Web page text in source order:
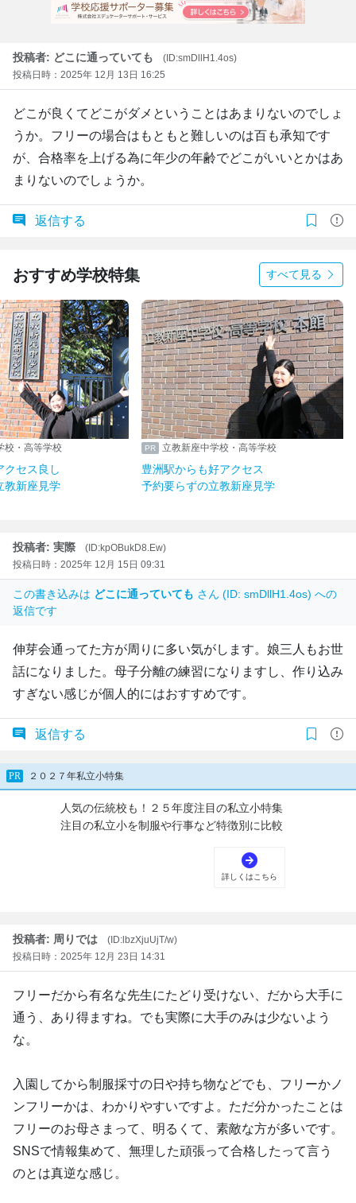
投稿者: どこに通っていても
(ID:smDllH1.4os)
投稿日時：2025年 12月 13日 16:25
どこが良くてどこがダメということはあまりないのでしょ
うか。フリーの場合はもともと難しいのは百も承知です
が、合格率を上げる為に年少の年齢でどこがいいとかはあ
まりないのでしょうか。
返信する
おすすめ学校特集 すべて見る
校・高等学校
クセス良し
教新座見学
立教新座中学校・高等学校
豊洲駅からも好アクセス
予約要らずの立教新座見学
投稿者: 実際
(ID:kpOBukD8.Ew)
投稿日時：2025年 12月 15日 09:31
この書き込みは どこに通っていても さん (ID: smDllH1.4os) への
返信です
伸芽会通ってた方が周りに多い気がします。娘三人もお世
話になりました。母子分離の練習になりますし、作り込み
すぎない感じが個人的にはおすすめです。
返信する
投稿者: 周りでは
(ID:lbzXjuUjT/w)
投稿日時：2025年 12月 23日 14:31
フリーだから有名な先生にたどり受けない、だから大手に
通う、あり得ますね。でも実際に大手のみは少ないよう
な。
入園してから制服採寸の日や持ち物などでも、フリーかノ
ンフリーかは、わかりやすいですよ。ただ分かったことは
フリーのお母さまって、明るくて、素敵な方が多いです。
SNSで情報集めて、無理した頑張って合格したって言う
のとは真逆な感じ。